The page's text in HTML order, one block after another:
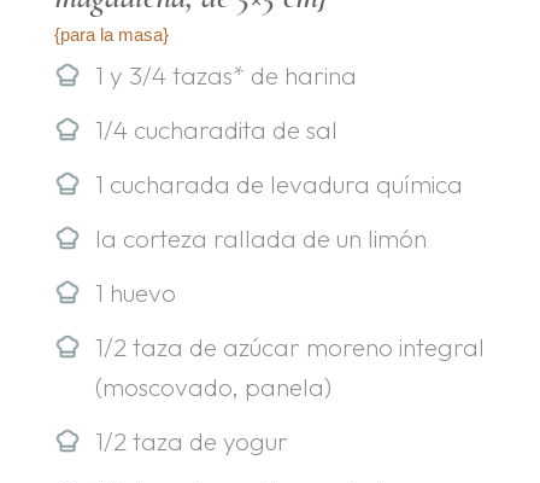
{para la masa}
1 y 3/4 tazas* de harina
1/4 cucharadita de sal
1 cucharada de levadura química
la corteza rallada de un limón
1 huevo
1/2 taza de azúcar moreno integral
(moscovado, panela)
1/2 taza de yogur